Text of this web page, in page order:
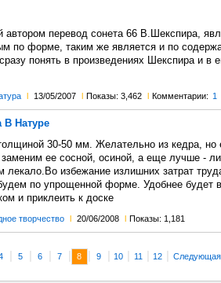
автором перевод сонета 66 В.Шекспира,
по форме, таким же является и по
понять в произведениях Шекспира и в
l 13/05/2007 l Показы: 3,462 l Комментарии: 1
В Натуре
30-50 мм. Желательно из кедра, но
заменим ее сосной, осиной, а еще лучше -
лекало.Во избежание излишних затрат
по упрощенной форме. Удобнее будет
и приклеить к доске
творчество l 20/06/2008 l Показы: 1,181
5 6 7 8 9 10 11 12 Следующая